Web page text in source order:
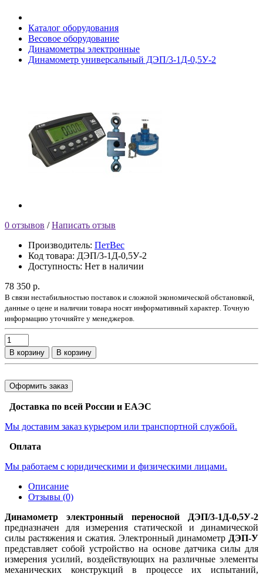
Каталог оборудования
Весовое оборудование
Динамометры электронные
Динамометр универсальный ДЭП/3-1Д-0,5У-2
0 отзывов /Написать отзыв
Производитель: ПетВес
Код товара: ДЭП/3-1Д-0,5У-2
Доступность: Нет в наличии
78 350 р.
В связи нестабильностью поставок и сложной экономической обстановкой,
данные о цене и наличии товара носят информативный характер. Точную
информацию уточняйте у менеджеров.
В корзину В корзину
Оформить заказ
Доставка по всей России и ЕАЭС
Мы доставим заказ курьером или транспортной службой.
Оплата
Мы работаем с юридическими и физическими лицами.
Описание
Отзывы (0)
Динамометр электронный переносной ДЭП/3-1Д-0,5У-2
предназначен для измерения статической и динамической
силы растяжения и сжатия. Электронный динамометр ДЭП-У
представляет собой устройство на основе датчика силы для
измерения усилий, воздействующих на различные элементы
механических конструкций в процессе их испытаний,